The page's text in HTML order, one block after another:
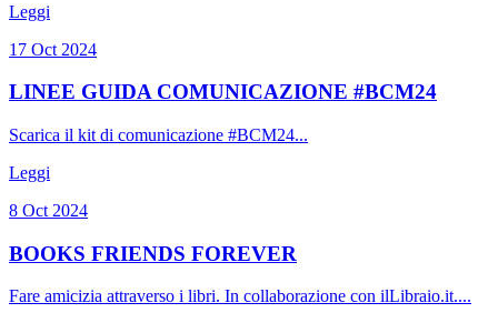
Leggi
17 Oct 2024
LINEE GUIDA COMUNICAZIONE #BCM24
Scarica il kit di comunicazione #BCM24...
Leggi
8 Oct 2024
BOOKS FRIENDS FOREVER
Fare amicizia attraverso i libri. In collaborazione con ilLibraio.it....